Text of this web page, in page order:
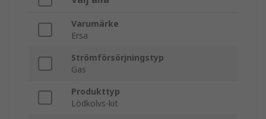
Varumärke
Ersa
Strömförsörjningstyp
Gas
Produkttyp
Lödkolvs-kit